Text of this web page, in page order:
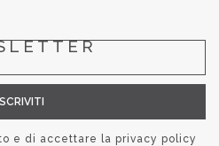
e di accettare la privacy policy